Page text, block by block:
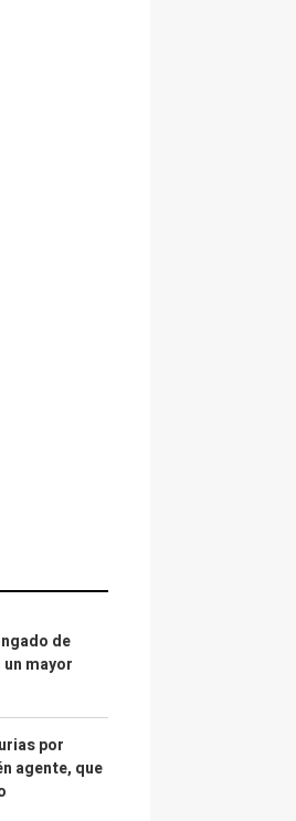
de
mayor
por
agente, que